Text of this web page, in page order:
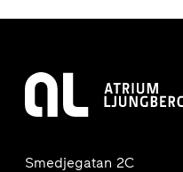
Smedjegatan 2C